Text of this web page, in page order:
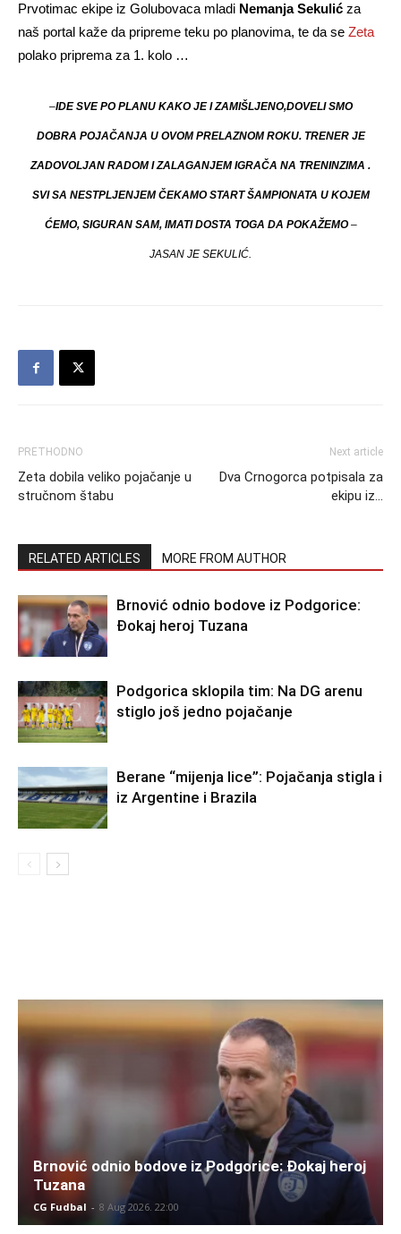
Prvotimac ekipe iz Golubovaca mladi Nemanja Sekulić za
naš portal kaže da pripreme teku po planovima, te da se Zeta
polako priprema za 1. kolo …
–IDE SVE PO PLANU KAKO JE I ZAMIŠLJENO,DOVELI SMO
DOBRA POJAČANJA U OVOM PRELAZNOM ROKU. TRENER JE
ZADOVOLJAN RADOM I ZALAGANJEM IGRAČA NA TRENINZIMA .
SVI SA NESTPLJENJEM ČEKAMO START ŠAMPIONATA U KOJEM
ĆEMO, SIGURAN SAM, IMATI DOSTA TOGA DA POKAŽEMO–
JASAN JE SEKULIĆ.
PRETHODNO
Zeta dobila veliko pojačanje u
stručnom štabu
Next article
Dva Crnogorca potpisala za
ekipu iz…
RELATED ARTICLES MORE FROM AUTHOR
Brnović odnio bodove iz Podgorice:
Đokaj heroj Tuzana
Podgorica sklopila tim: Na DG arenu
stiglo još jedno pojačanje
Berane “mijenja lice”: Pojačanja stigla i
iz Argentine i Brazila
Brnović odnio bodove iz Podgorice: Đokaj heroj
Tuzana
CG Fudbal - 8 Aug 2026. 22:00